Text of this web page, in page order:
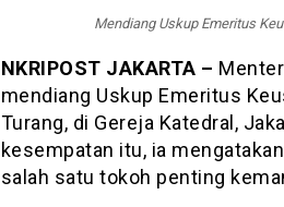
Mendiang Uskup Emeritus
NKRIPOST JAKARTA –
mendiang Uskup Emeritus
Turang, di Gereja Katedral,
kesempatan itu, ia
salah satu tokoh penting